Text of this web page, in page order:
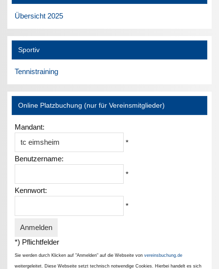
Übersicht 2025
Sportiv
Tennistraining
Online Platzbuchung (nur für Vereinsmitglieder)
Mandant:
*
Benutzername:
*
Kennwort:
*
*) Pflichtfelder
Sie werden durch Klicken auf "Anmelden" auf die Webseite vonvereinsbuchung.de
weitergeleitet. Diese Webseite setzt technisch notwendige Cookies. Hierbei handelt es sich